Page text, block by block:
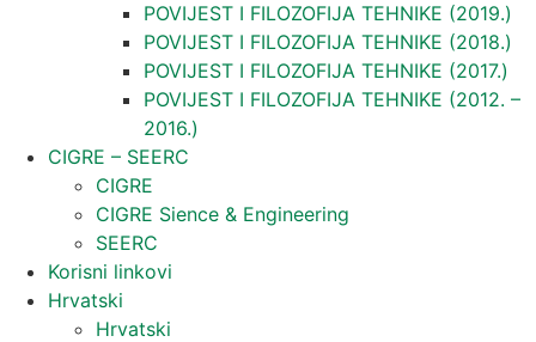
POVIJEST I FILOZOFIJA TEHNIKE (2019.)
POVIJEST I FILOZOFIJA TEHNIKE (2018.)
POVIJEST I FILOZOFIJA TEHNIKE (2017.)
POVIJEST I FILOZOFIJA TEHNIKE (2012. –
2016.)
CIGRE – SEERC
CIGRE
CIGRE Sience & Engineering
SEERC
Korisni linkovi
Hrvatski
Hrvatski